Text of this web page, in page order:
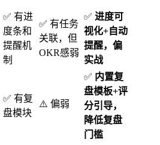
✅ 有进
度条和
提醒机
制
✅ 有任务
关联，但
OKR感弱
✅ 进度可
视化+自动
提醒，偏
实战
✅ 有复
盘模块
⚠️ 偏弱
✅ 内置复
盘模板+评
分引导，
降低复盘
门槛